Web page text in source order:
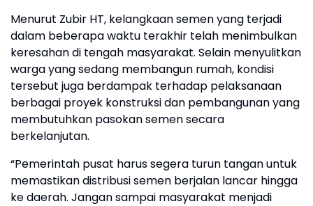
Menurut Zubir HT, kelangkaan semen yang terjadi
dalam beberapa waktu terakhir telah menimbulkan
keresahan di tengah masyarakat. Selain menyulitkan
warga yang sedang membangun rumah, kondisi
tersebut juga berdampak terhadap pelaksanaan
berbagai proyek konstruksi dan pembangunan yang
membutuhkan pasokan semen secara
berkelanjutan.
“Pemerintah pusat harus segera turun tangan untuk
memastikan distribusi semen berjalan lancar hingga
ke daerah. Jangan sampai masyarakat menjadi